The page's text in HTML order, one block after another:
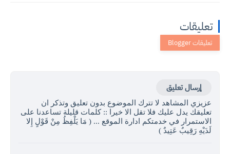
تعليقات
إرسال تعليق
عزيزي المشاهد لا تترك الموضوع بدون تعليق وتذكر ان
تعليقك يدل عليك فلا تقل الا خيرا :: كلمات قليلة تساعدنا على
الاستمرار في خدمتكم ادارة الموقع ... ( مَا يَلْفِظُ مِنْ قَوْلٍ إِلا
لَدَيْهِ رَقِيبٌ عَتِيدٌ )